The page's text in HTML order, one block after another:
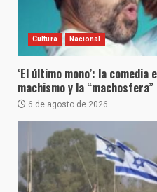
Cultura Nacional
‘El último mono’: la
machismo y la
6 de agosto de 2026